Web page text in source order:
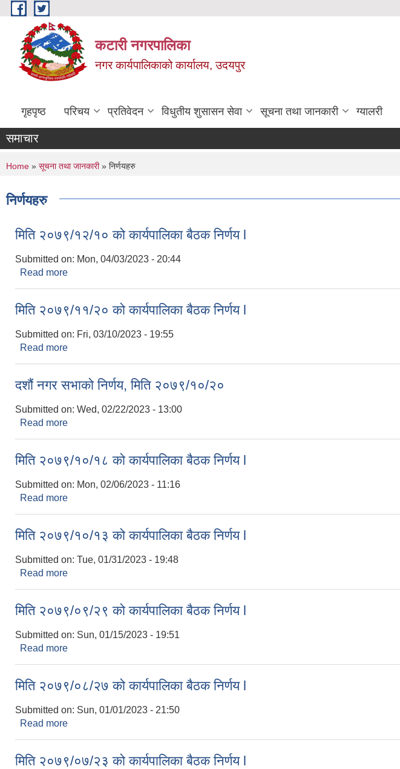
Skip to main content
कटारी नगरपालिका
नगर कार्यपालिकाको कार्यालय, उदयपुर
गृहपृष्ठ परिचय प्रतिवेदन विधुतीय शुसासन सेवा सूचना तथा जानकारी ग्यालरी
समाचार
You are here
Home » सूचना तथा जानकारी» निर्णयहरु
निर्णयहरु
मिति २०७९/१२/१० को कार्यपालिका बैठक निर्णय l
Submitted on: Mon, 04/03/2023 - 20:44
Read more
मिति २०७९/११/२० को कार्यपालिका बैठक निर्णय l
Submitted on: Fri, 03/10/2023 - 19:55
Read more
दशौं नगर सभाको निर्णय, मिति २०७९/१०/२०
Submitted on: Wed, 02/22/2023 - 13:00
Read more
मिति २०७९/१०/१८ को कार्यपालिका बैठक निर्णय l
Submitted on: Mon, 02/06/2023 - 11:16
Read more
मिति २०७९/१०/१३ को कार्यपालिका बैठक निर्णय l
Submitted on: Tue, 01/31/2023 - 19:48
Read more
मिति २०७९/०९/२९ को कार्यपालिका बैठक निर्णय l
Submitted on: Sun, 01/15/2023 - 19:51
Read more
मिति २०७९/०८/२७ को कार्यपालिका बैठक निर्णय l
Submitted on: Sun, 01/01/2023 - 21:50
Read more
मिति २०७९/०७/२३ को कार्यपालिका बैठक निर्णय l